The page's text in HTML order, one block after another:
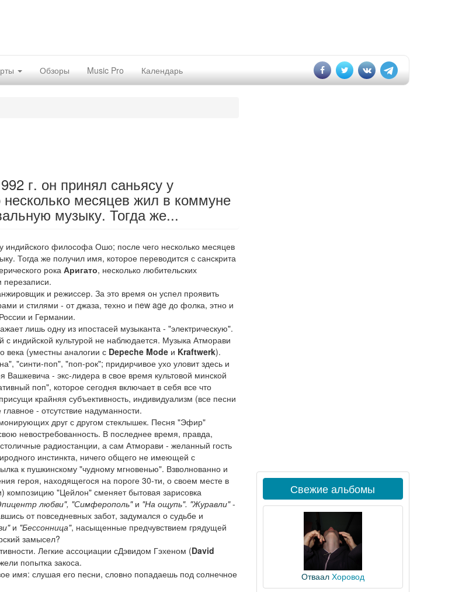
Обзоры Music Pro Календарь
г. он принял саньясу у
месяцев жил в коммуне
музыку. Тогда же...
индийского философа Ошо; после чего несколько месяцев
Тогда же получил имя, которое переводится с санскрита
рока Аригато, несколько любительских
перезаписи.
и режиссер. За это время он успел проявить
и стилями - от джаза, техно и new age до фолка, этно и
и Германии.
лишь одну из ипостасей музыканта - "электрическую".
с индийской культурой не наблюдается. Музыка Атморави
века (уместны аналогии с Depeche Mode и Kraftwerk).
"синти-поп", "поп-рок"; придирчивое ухо уловит здесь и
Вашкевича - экс-лидера в свое время культовой минской
поп", которое сегодня включает в себя все что
крайняя субъективность, индивидуализм (все песни
- отсутствие надуманности.
друг с другом стеклышек. Песня "Эфир"
невостребованность. В последнее время, правда,
радиостанции, а сам Атморави - желанный гость
инстинкта, ничего общего не имеющей с
к пушкинскому "чудному мгновенью". Взволнованно и
героя, находящегося на пороге 30-ти, о своем месте в
композицию "Цейлон" сменяет бытовая зарисовка
любви", "Симферополь"и "На ощупь". "Журавли"-
от повседневных забот, задумался о судьбе и
и "Бессонница", насыщенные предчувствием грядущей
замысел?
Легкие ассоциации сДэвидом Гэхеном (David
попытка закоса.
имя: слушая его песни, словно попадаешь под солнечное
Свежие альбомы
Отваал Хоровод